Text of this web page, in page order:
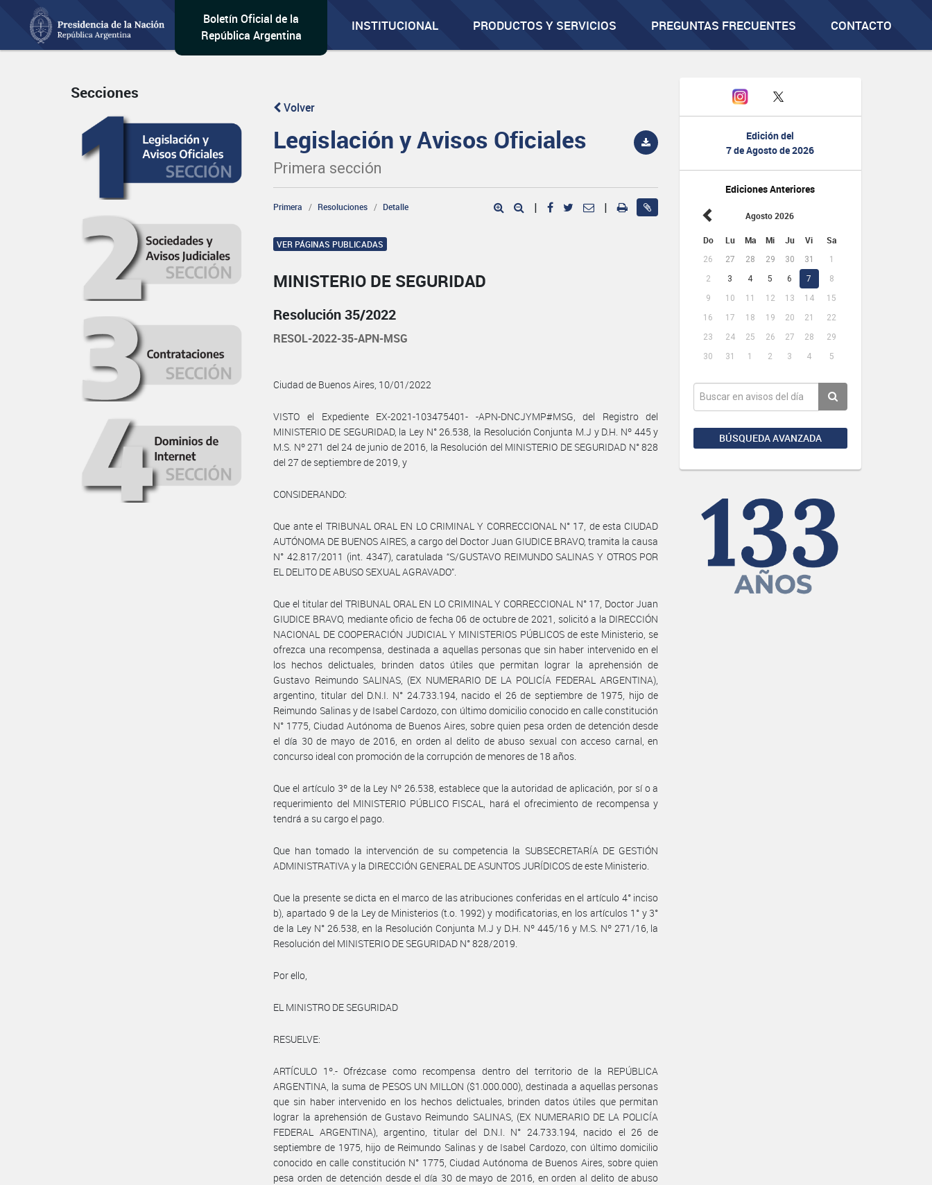
Boletín Oficial de la
República Argentina
INSTITUCIONAL PRODUCTOS Y SERVICIOS PREGUNTAS FRECUENTES CONTACTO
Edición del
7 de Agosto de 2026
Ediciones Anteriores
Agosto 2026
Do Lu Ma Mi Ju Vi Sa
26 27 28 29 30 31
1
2
3 4 5 6 7
8
9
10 11 12 13 14
15
16
17 18 19 20 21
22
23
24 25 26 27 28
29
30
31 1 2 3 4 5
BÚSQUEDA AVANZADA
Secciones
Volver
Legislación y Avisos Oficiales
Primera sección
Primera Resoluciones Detalle | |
VER PÁGINAS PUBLICADAS
MINISTERIO DE SEGURIDAD
Resolución 35/2022
RESOL-2022-35-APN-MSG
Ciudad de Buenos Aires, 10/01/2022
VISTO el Expediente EX-2021-103475401- -APN-DNCJYMP#MSG, del Registro del
MINISTERIO DE SEGURIDAD, la Ley N° 26.538, la Resolución Conjunta M.J y D.H. Nº 445 y
M.S. Nº 271 del 24 de junio de 2016, la Resolución del MINISTERIO DE SEGURIDAD N° 828
del 27 de septiembre de 2019, y
CONSIDERANDO:
Que ante el TRIBUNAL ORAL EN LO CRIMINAL Y CORRECCIONAL N° 17, de esta CIUDAD
AUTÓNOMA DE BUENOS AIRES, a cargo del Doctor Juan GIUDICE BRAVO, tramita la causa
N° 42.817/2011 (int. 4347), caratulada “S/GUSTAVO REIMUNDO SALINAS Y OTROS POR
EL DELITO DE ABUSO SEXUAL AGRAVADO”.
Que el titular del TRIBUNAL ORAL EN LO CRIMINAL Y CORRECCIONAL N° 17, Doctor Juan
GIUDICE BRAVO, mediante oficio de fecha 06 de octubre de 2021, solicitó a la DIRECCIÓN
NACIONAL DE COOPERACIÓN JUDICIAL Y MINISTERIOS PÚBLICOS de este Ministerio, se
ofrezca una recompensa, destinada a aquellas personas que sin haber intervenido en el
los hechos delictuales, brinden datos útiles que permitan lograr la aprehensión de
Gustavo Reimundo SALINAS, (EX NUMERARIO DE LA POLICÍA FEDERAL ARGENTINA),
argentino, titular del D.N.I. N° 24.733.194, nacido el 26 de septiembre de 1975, hijo de
Reimundo Salinas y de Isabel Cardozo, con último domicilio conocido en calle constitución
N° 1775, Ciudad Autónoma de Buenos Aires, sobre quien pesa orden de detención desde
el día 30 de mayo de 2016, en orden al delito de abuso sexual con acceso carnal, en
concurso ideal con promoción de la corrupción de menores de 18 años.
Que el artículo 3º de la Ley Nº 26.538, establece que la autoridad de aplicación, por sí o a
requerimiento del MINISTERIO PÚBLICO FISCAL, hará el ofrecimiento de recompensa y
tendrá a su cargo el pago.
Que han tomado la intervención de su competencia la SUBSECRETARÍA DE GESTIÓN
ADMINISTRATIVA y la DIRECCIÓN GENERAL DE ASUNTOS JURÍDICOS de este Ministerio.
Que la presente se dicta en el marco de las atribuciones conferidas en el artículo 4° inciso
b), apartado 9 de la Ley de Ministerios (t.o. 1992) y modificatorias, en los artículos 1° y 3°
de la Ley N° 26.538, en la Resolución Conjunta M.J y D.H. Nº 445/16 y M.S. Nº 271/16, la
Resolución del MINISTERIO DE SEGURIDAD N° 828/2019.
Por ello,
EL MINISTRO DE SEGURIDAD
RESUELVE:
ARTÍCULO 1º.- Ofrézcase como recompensa dentro del territorio de la REPÚBLICA
ARGENTINA, la suma de PESOS UN MILLON ($1.000.000), destinada a aquellas personas
que sin haber intervenido en los hechos delictuales, brinden datos útiles que permitan
lograr la aprehensión de Gustavo Reimundo SALINAS, (EX NUMERARIO DE LA POLICÍA
FEDERAL ARGENTINA), argentino, titular del D.N.I. N° 24.733.194, nacido el 26 de
septiembre de 1975, hijo de Reimundo Salinas y de Isabel Cardozo, con último domicilio
conocido en calle constitución N° 1775, Ciudad Autónoma de Buenos Aires, sobre quien
pesa orden de detención desde el día 30 de mayo de 2016, en orden al delito de abuso